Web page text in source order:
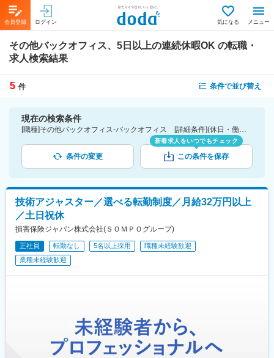
会員登録 ログイン 気になる メニュー
その他バックオフィス、5日以上の連続休暇OK の転職・
求人検索結果
5 件 条件で並び替え
現在の検索条件
[職種]その他バックオフィス-バックオフィス [詳細条件](休日・働き方)5日以上の連続休暇OK
条件の変更
新着求人をいつでもチェック
この条件を保存
技術アジャスター／選べる転勤制度／月給32万円以上
／土日祝休
損害保険ジャパン株式会社(ＳＯＭＰＯグループ)
正社員 転勤なし 5名以上採用
職種未経験歓迎
業種未経験歓迎